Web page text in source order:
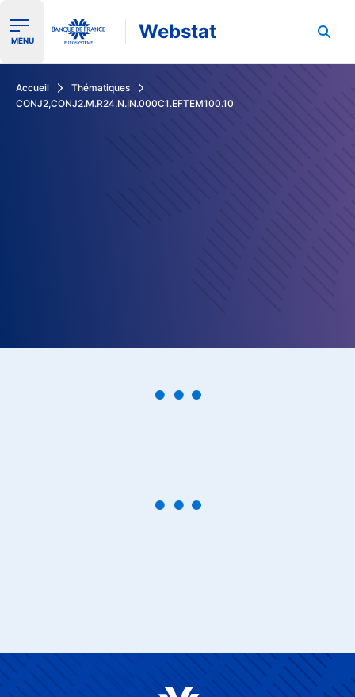
Ouvrir le menu de navigation
MENU Webstat
Accueil
Thématiques
CONJ2,CONJ2.M.R24.N.IN.000C1.EFTEM100.10